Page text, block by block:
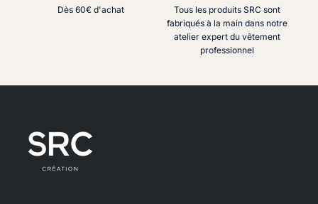
Dès 60€ d'achat
Tous les produits SRC sont
fabriqués à la main dans notre
atelier expert du vêtement
professionnel